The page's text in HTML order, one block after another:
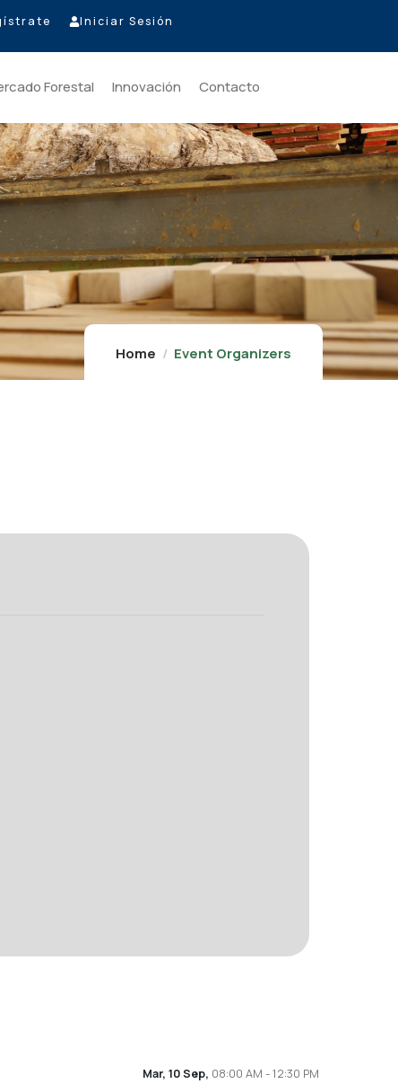
Iniciar Sesión
Forestal Innovación Contacto
Home Event Organizers
Mar, 10 Sep, 08:00 AM - 12:30 PM